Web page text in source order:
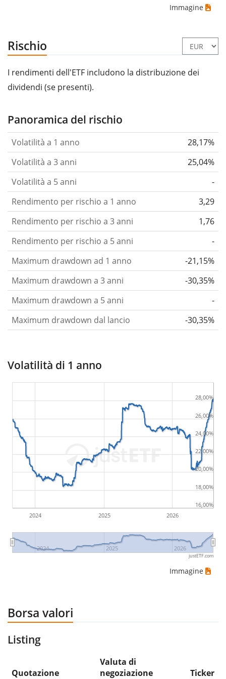
Immagine
Rischio
I rendimenti dell'ETF includono la distribuzione dei
dividendi (se presenti).
Panoramica del rischio
Volatilità a 1 anno
28,17%
Volatilità a 3 anni
25,04%
Volatilità a 5 anni
-
Rendimento per rischio a 1 anno
3,29
Rendimento per rischio a 3 anni
1,76
Rendimento per rischio a 5 anni
-
Maximum drawdown ad 1 anno
-21,15%
Maximum drawdown a 3 anni
-30,35%
Maximum drawdown a 5 anni
-
Maximum drawdown dal lancio
-30,35%
Volatilità di 1 anno
2024 2025 2026
2024 2025 2026
16,00%
18,00%
20,00%
22,00%
24,00%
26,00%
28,00%
justETF.com
Immagine
Borsa valori
Listing
Quotazione
Valuta di
negoziazione
Ticker